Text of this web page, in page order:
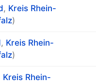
, Kreis Rhein-
)
, Kreis Rhein-
)
Kreis Rhein-